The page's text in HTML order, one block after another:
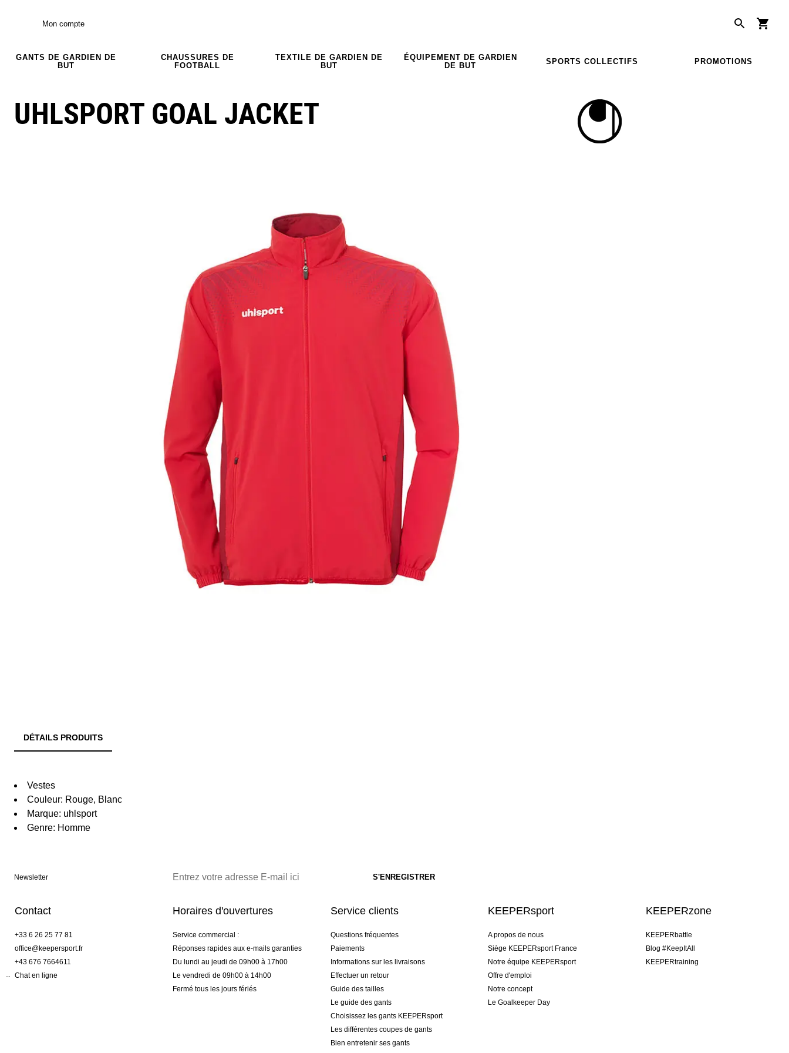
Mon compte
GANTS DE GARDIEN DE
BUT
CHAUSSURES DE
FOOTBALL
TEXTILE DE GARDIEN DE
BUT
ÉQUIPEMENT DE GARDIEN
DE BUT
SPORTS COLLECTIFS PROMOTIONS
UHLSPORT GOAL JACKET
DÉTAILS PRODUITS
Vestes
Couleur: Rouge, Blanc
Marque: uhlsport
Genre: Homme
Newsletter
Contact
+33 6 26 25 77 81
office@keepersport.fr
+43 676 7664611
Chat en ligne
Horaires d'ouvertures
Service commercial :
Réponses rapides aux e-mails garanties
Du lundi au jeudi de 09h00 à 17h00
Le vendredi de 09h00 à 14h00
Fermé tous les jours fériés
Service clients
Questions fréquentes
Paiements
Informations sur les livraisons
Effectuer un retour
Guide des tailles
Le guide des gants
Choisissez les gants KEEPERsport
Les différentes coupes de gants
Bien entretenir ses gants
KEEPERsport
A propos de nous
Siège KEEPERsport France
Notre équipe KEEPERsport
Offre d'emploi
Notre concept
Le Goalkeeper Day
KEEPERzone
KEEPERbattle
Blog #KeepItAll
KEEPERtraining